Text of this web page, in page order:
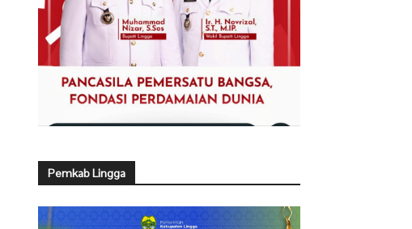
Pemkab Lingga